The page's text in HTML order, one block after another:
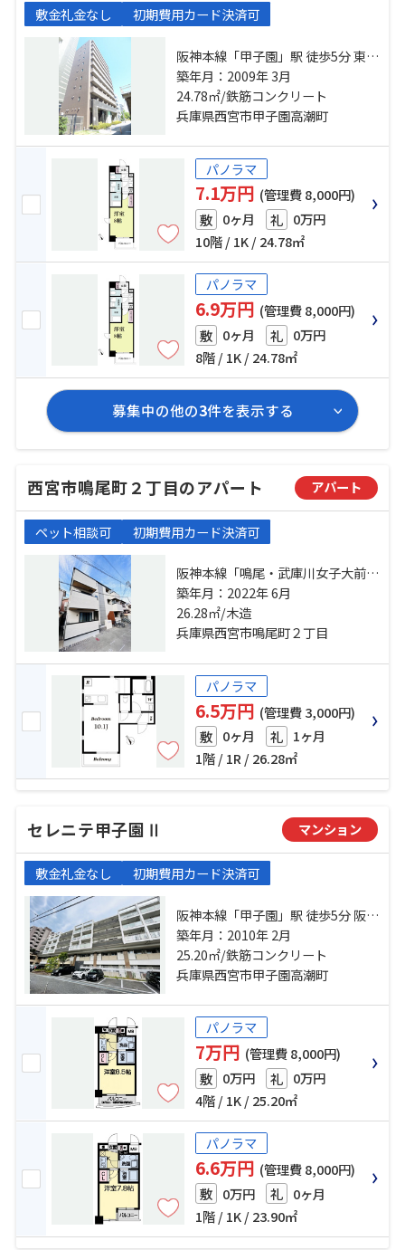
敷金礼金なし 初期費用カード決済可
阪神本線「甲子園」駅 徒歩5分 東海
道本線「西宮」駅 徒歩30分 阪急今
津線「今津」駅 徒歩15分
築年月：2009年 3月
24.78㎡/鉄筋コンクリート
兵庫県西宮市甲子園高潮町
パノラマ
7.1万円 (管理費 8,000円)
敷 0ヶ月 礼 0万円
10階 / 1K / 24.78㎡
パノラマ
6.9万円 (管理費 8,000円)
敷 0ヶ月 礼 0万円
8階 / 1K / 24.78㎡
募集中の他の3件を表示する
西宮市鳴尾町２丁目のアパート アパート
ペット相談可 初期費用カード決済可
阪神本線「鳴尾・武庫川女子大前」
駅 徒歩10分 阪神本線「甲子園」
駅 徒歩19分 阪神本線「武庫川」
駅 徒歩20分
築年月：2022年 6月
26.28㎡/木造
兵庫県西宮市鳴尾町２丁目
パノラマ
6.5万円 (管理費 3,000円)
敷 0ヶ月 礼 1ヶ月
1階 / 1R / 26.28㎡
セレニテ甲子園Ⅱ マンション
敷金礼金なし 初期費用カード決済可
阪神本線「甲子園」駅 徒歩5分 阪急
今津線「今津」駅 徒歩15分 東海道
本線「西宮」駅 徒歩28分
築年月：2010年 2月
25.20㎡/鉄筋コンクリート
兵庫県西宮市甲子園高潮町
パノラマ
7万円 (管理費 8,000円)
敷 0万円 礼 0万円
4階 / 1K / 25.20㎡
パノラマ
6.6万円 (管理費 8,000円)
敷 0万円 礼 0ヶ月
1階 / 1K / 23.90㎡